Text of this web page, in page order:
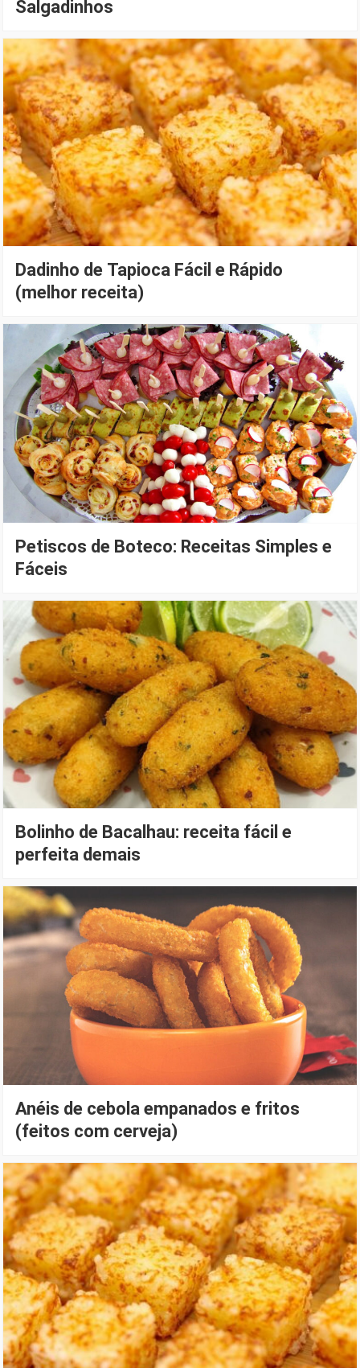
Salgadinhos
Dadinho de Tapioca Fácil e Rápido
(melhor receita)
Petiscos de Boteco: Receitas Simples e
Fáceis
Bolinho de Bacalhau: receita fácil e
perfeita demais
Anéis de cebola empanados e fritos
(feitos com cerveja)